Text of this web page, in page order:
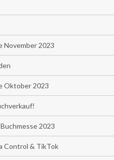
November 2023
Oktober 2023
2023
Control & TikTok